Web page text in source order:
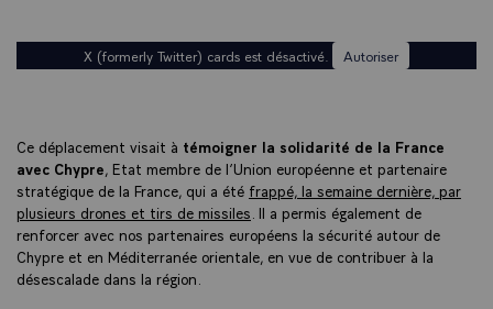
X (formerly Twitter) cards est désactivé. Autoriser
Ce déplacement visait à témoigner la solidarité de la France
avec Chypre , Etat membre de l’Union européenne et partenaire
stratégique de la France, qui a été frappé, la semaine dernière, par
plusieurs drones et tirs de missiles . Il a permis également de
renforcer avec nos partenaires européens la sécurité autour de
Chypre et en Méditerranée orientale, en vue de contribuer à la
désescalade dans la région.